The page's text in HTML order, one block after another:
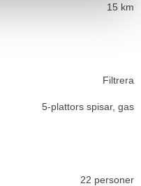
15 km
Filtrera
5-plattors spisar, gas
22 personer